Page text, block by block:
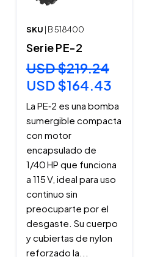
SKU | B 518400
Serie PE-2
USD $219.24
USD $164.43
La PE‑2 es una bomba
sumergible compacta
con motor
encapsulado de
1/40 HP que funciona
a 115 V, ideal para uso
continuo sin
preocuparte por el
desgaste. Su cuerpo
y cubiertas de nylon
reforzado la...